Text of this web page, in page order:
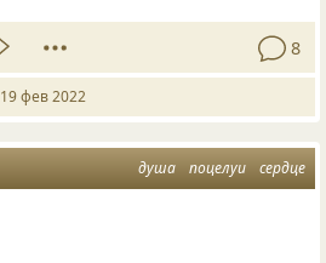
8
19 фев 2022
душа поцелуи сердце